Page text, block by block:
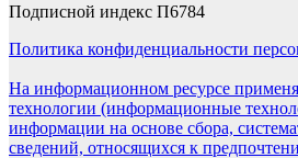
Подписной индекс П6784
Политика конфиденциальности
На информационном ресурсе
технологии (информационные
информации на основе сбора,
сведений, относящихся к